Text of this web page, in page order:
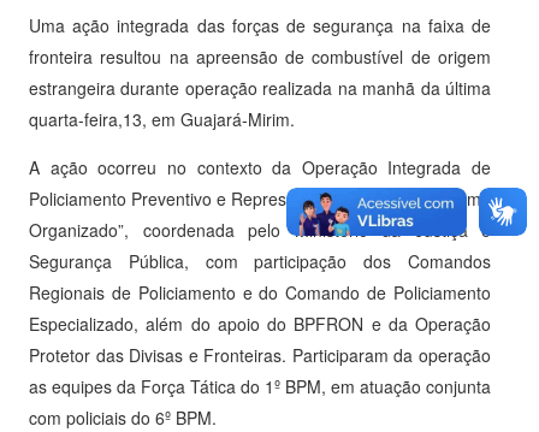
Uma ação integrada das forças de segurança na faixa de
fronteira resultou na apreensão de combustível de origem
estrangeira durante operação realizada na manhã da última
quarta-feira,13, em Guajará-Mirim.
A ação ocorreu no contexto da Operação Integrada de
Policiamento Preventivo e Repressivo “Brasil Contra o Crime
Organizado”, coordenada pelo Ministério da Justiça e
Segurança Pública, com participação dos Comandos
Regionais de Policiamento e do Comando de Policiamento
Especializado, além do apoio do BPFRON e da Operação
Protetor das Divisas e Fronteiras. Participaram da operação
as equipes da Força Tática do 1º BPM, em atuação conjunta
com policiais do 6º BPM.